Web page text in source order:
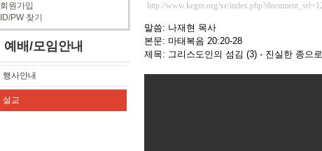
회원가입
ID/PW 찾기
예배/모임안내
행사안내
설교
http://www.kegm.org/xe/
말씀: 나재현 목사
본문: 마태복음 20:20-28
제목: 그리스도인의 섬김 (3) - 진실한 종으